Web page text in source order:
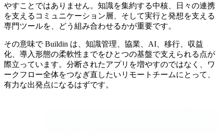
やすことではありません。知識を集約する中核、日々の連携
を支えるコミュニケーション層、そして実行と発想を支える
専門ツールを、どう組み合わせるかが重要です。
その意味で Buildin は、知識管理、協業、AI、移行、収益
化、導入形態の柔軟性までをひとつの基盤で支えられる点が
際立っています。分断されたアプリを増やすのではなく、ワ
ークフロー全体をつなぎ直したいリモートチームにとって、
有力な出発点になるはずです。